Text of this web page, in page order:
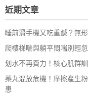
字:
近期文章
睡前滑手機又吃重鹹？無
爬樓梯喘與躺平悶喘別輕
划水不再費力！核心肌群
藥丸混放危機！摩擦產生
患